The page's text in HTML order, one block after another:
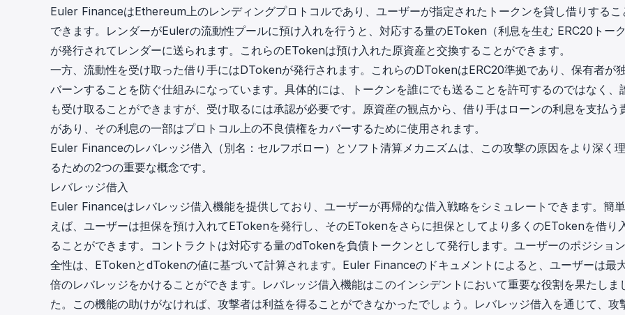
Euler FinanceはEthereum上のレンディングプロトコルであり、ユーザーが指定されたトークンを貸し借りするこ
できます。レンダーがEulerの流動性プールに預け入れを行うと、対応する量のEToken（利息を生む ERC20トーク
が発行されてレンダーに送られます。これらのETokenは預け入れた原資産と交換することができます。
一方、流動性を受け取った借り手にはDTokenが発行されます。これらのDTokenはERC20準拠であり、保有者が
バーンすることを防ぐ仕組みになっています。具体的には、トークンを誰にでも送ることを許可するのではなく、
も受け取ることができますが、受け取るには承認が必要です。原資産の観点から、借り手はローンの利息を支払う
があり、その利息の一部はプロトコル上の不良債権をカバーするために使用されます。
Euler Financeのレバレッジ借入（別名：セルフボロー）とソフト清算メカニズムは、この攻撃の原因をより深く
るための2つの重要な概念です。
レバレッジ借入
Euler Financeはレバレッジ借入機能を提供しており、ユーザーが再帰的な借入戦略をシミュレートできます。簡
えば、ユーザーは担保を預け入れてETokenを発行し、そのETokenをさらに担保としてより多くのETokenを借り
ることができます。コントラクトは対応する量のdTokenを負債トークンとして発行します。ユーザーのポジショ
全性は、ETokenとdTokenの値に基づいて計算されます。Euler Financeのドキュメントによると、ユーザーは最
倍のレバレッジをかけることができます。レバレッジ借入機能はこのインシデントにおいて重要な役割を果たしま
た。この機能の助けがなければ、攻撃者は利益を得ることができなかったでしょう。レバレッジ借入を通じて、攻